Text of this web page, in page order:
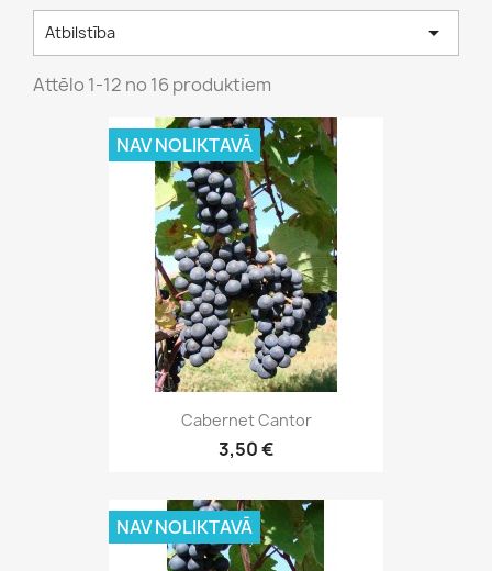
Atbilstība 
Attēlo 1-12 no 16 produktiem
Cabernet Cantor
3,50 €
NAV NOLIKTAVĀ
NAV NOLIKTAVĀ